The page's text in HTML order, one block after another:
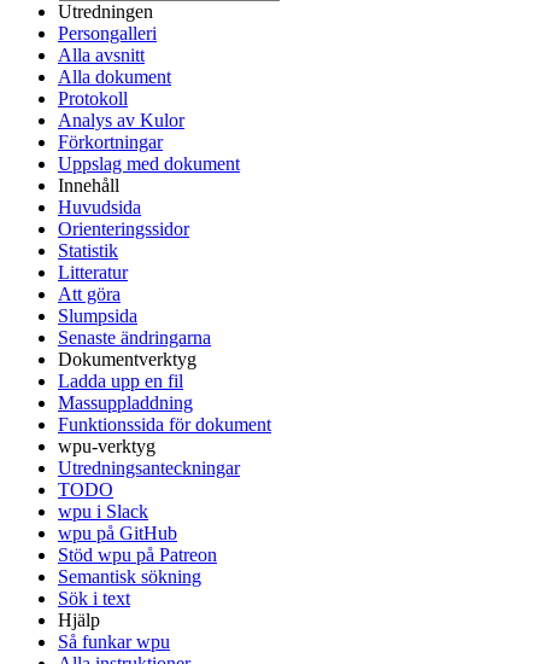
Utredningen
Persongalleri
Alla avsnitt
Alla dokument
Protokoll
Analys av Kulor
Förkortningar
Uppslag med dokument
Innehåll
Huvudsida
Orienteringssidor
Statistik
Litteratur
Att göra
Slumpsida
Senaste ändringarna
Dokumentverktyg
Ladda upp en fil
Massuppladdning
Funktionssida för dokument
wpu-verktyg
Utredningsanteckningar
TODO
wpu i Slack
wpu på GitHub
Stöd wpu på Patreon
Semantisk sökning
Sök i text
Hjälp
Så funkar wpu